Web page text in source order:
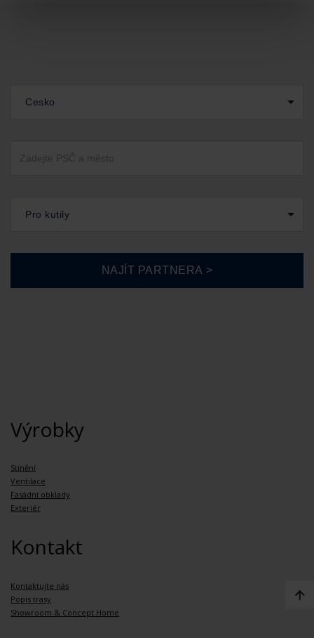
Cesko
Pro kutily
Výrobky
Stínění
Ventilace
Fasádní obklady
Exteriér
Kontakt
Kontaktujte nás
Popis trasy
Showroom & Concept Home